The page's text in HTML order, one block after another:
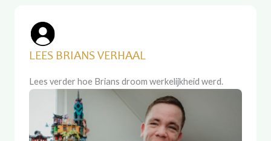
LEES BRIANS VERHAAL
Lees verder hoe Brians droom werkelijkheid werd.